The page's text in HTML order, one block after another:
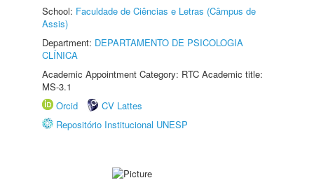
School: Faculdade de Ciências e Letras (Câmpus de
Assis)
Department: DEPARTAMENTO DE PSICOLOGIA
CLÍNICA
Academic Appointment Category: RTC Academic title:
MS-3.1
Orcid
CV Lattes
Repositório Institucional UNESP